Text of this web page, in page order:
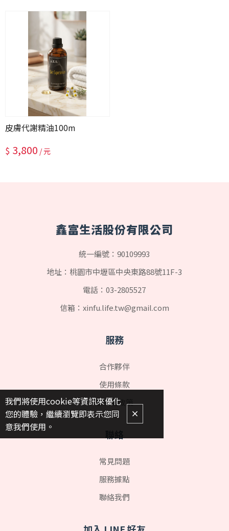
皮膚代謝精油100m
$ 3,800 / 元
鑫富生活股份有限公司
統一編號：90109993
地址：桃園市中壢區中央東路88號11F-3
電話：03-2805527
信箱： xinfu.life.tw@gmail.com
服務
合作夥伴
使用條款
隱私權政策
常見問題
服務據點
聯絡我們
我們將使用cookie等資訊來優化
您的體驗，繼續瀏覽即表示您同
意我們使用。